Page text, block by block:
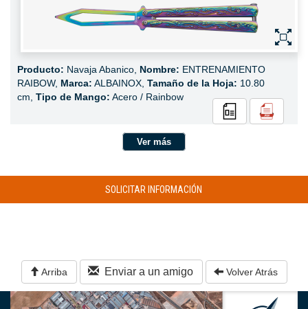
Producto: Navaja Abanico, Nombre: ENTRENAMIENTO
RAIBOW, Marca: ALBAINOX, Tamaño de la Hoja: 10.80
cm, Tipo de Mango: Acero / Rainbow
Ver más
SOLICITAR INFORMACIÓN
Arriba Enviar a un amigo Volver Atrás